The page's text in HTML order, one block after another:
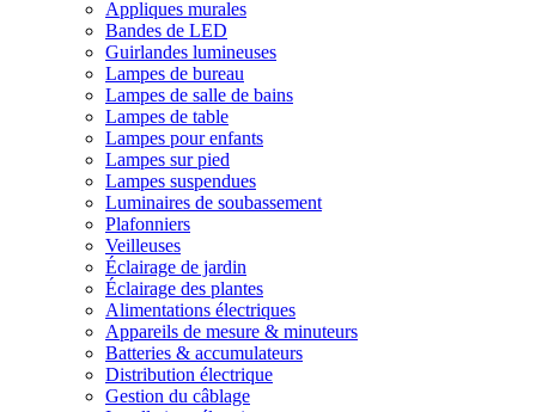
Appliques murales
Bandes de LED
Guirlandes lumineuses
Lampes de bureau
Lampes de salle de bains
Lampes de table
Lampes pour enfants
Lampes sur pied
Lampes suspendues
Luminaires de soubassement
Plafonniers
Veilleuses
Éclairage de jardin
Éclairage des plantes
Alimentations électriques
Appareils de mesure & minuteurs
Batteries & accumulateurs
Distribution électrique
Gestion du câblage